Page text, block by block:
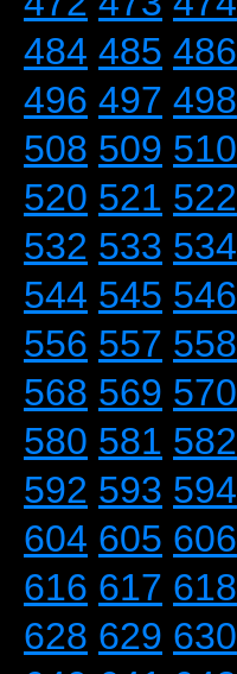
484 485 486
496 497 498
508 509 510
520 521 522
532 533 534
544 545 546
556 557 558
568 569 570
580 581 582
592 593 594
604 605 606
616 617 618
628 629 630